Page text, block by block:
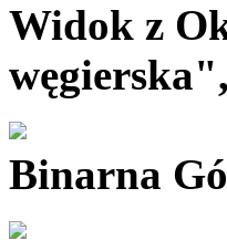
Widok z
Binarna